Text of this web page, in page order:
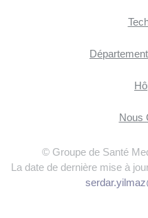
Nous
© Groupe de Santé
La date de dernière mise à